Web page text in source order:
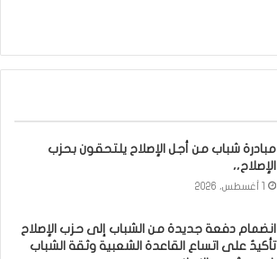
مبادرة شباب من أجل الإصلاح يلتحقون بحزب
الإصلاح،،
انضمام دفعة جديدة من الشباب إلى حزب الإصلاح
تأكيدٌ على اتساع القاعدة الشعبية وثقة الشباب